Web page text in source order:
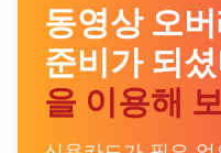
동영상 오
준비가 되
을 이용해